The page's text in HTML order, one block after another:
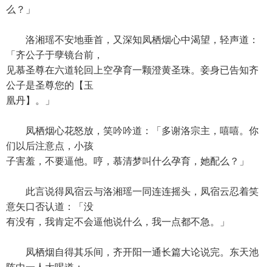
么？」
洛湘瑶不安地垂首，又深知凤栖烟心中渴望，轻声道：
「齐公子于孽镜台前，
见慕圣尊在六道轮回上空孕育一颗澄黄圣珠。妾身已告知齐
公子是圣尊您的【玉
凰丹】。」
凤栖烟心花怒放，笑吟吟道：「多谢洛宗主，嘻嘻。你
们以后注意点，小孩
子害羞，不要逼他。哼，慕清梦叫什么孕育，她配么？」
此言说得凤宿云与洛湘瑶一同连连摇头，凤宿云忍着笑
意矢口否认道：「没
有没有，我肯定不会逼他说什么，我一点都不急。」
凤栖烟自得其乐间，齐开阳一通长篇大论说完。东天池